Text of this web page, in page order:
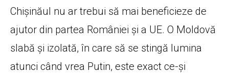
Chișinăul nu ar trebui să mai beneficieze de
ajutor din partea României și a UE. O Moldovă
slabă și izolată, în care să se stingă lumina
atunci când vrea Putin, este exact ce-și